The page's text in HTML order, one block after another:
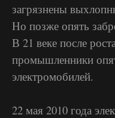
загрязнены
Но позже опять
В 21 веке после
промышленники
электромобилей.
22 мая 2010 года